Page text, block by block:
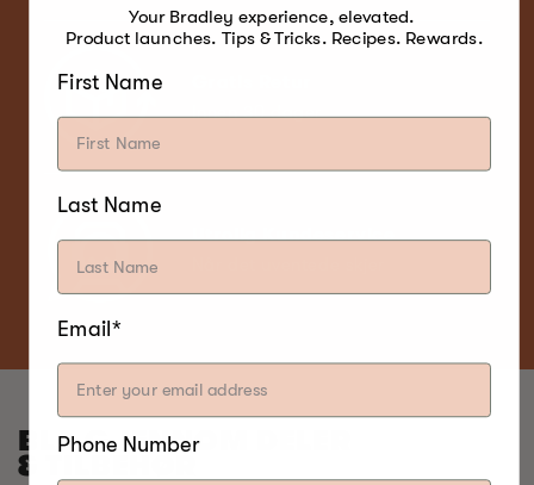
Innen 30 dager
Utrolig Kundeservice
BLA GJENNOM DELER
& TILBEHØR
Your Bradley experience, elevated.
Product launches. Tips & Tricks. Recipes. Rewards.
First Name
Last Name
Email*
Phone Number